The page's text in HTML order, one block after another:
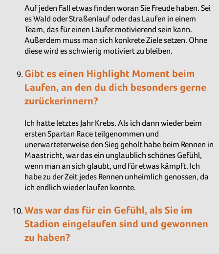
Auf jeden Fall etwas finden woran Sie Freude haben. Sei
es Wald oder Straßenlauf oder das Laufen in einem
Team, das für einen Läufer motivierend sein kann.
Außerdem muss man sich konkrete Ziele setzen. Ohne
diese wird es schwierig motiviert zu bleiben.
Gibt es einen Highlight Moment beim
Laufen, an den du dich besonders gerne
zurückerinnern?
Ich hatte letztes Jahr Krebs. Als ich dann wieder beim
ersten Spartan Race teilgenommen und
unerwarteterweise den Sieg geholt habe beim Rennen in
Maastricht, war das ein unglaublich schönes Gefühl,
wenn man an sich glaubt, und für etwas kämpft. Ich
habe zu der Zeit jedes Rennen unheimlich genossen, da
ich endlich wieder laufen konnte.
Was war das für ein Gefühl, als Sie im
Stadion eingelaufen sind und gewonnen
zu haben?